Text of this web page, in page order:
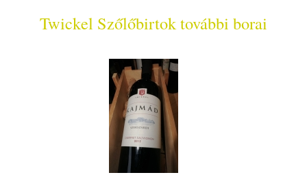
Twickel Szőlőbirtok további borai